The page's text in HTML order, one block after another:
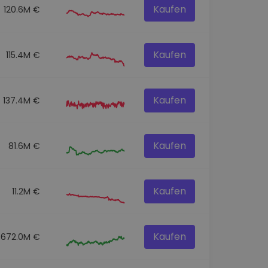
120.6M € Kaufen
115.4M € Kaufen
137.4M € Kaufen
81.6M € Kaufen
11.2M € Kaufen
672.0M € Kaufen